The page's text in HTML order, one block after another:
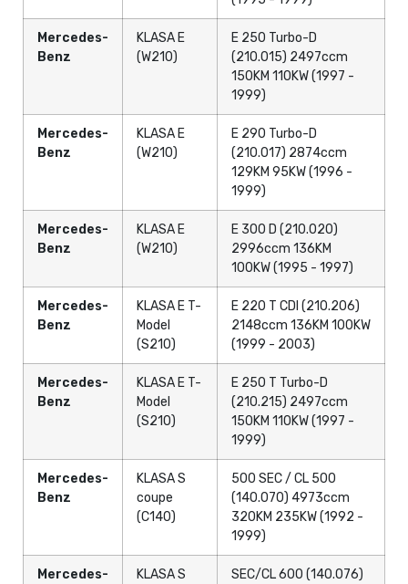
Mercedes-
Benz
KLASA E
(W210)
E 250 Turbo-D
(210.015) 2497ccm
150KM 110KW (1997 -
1999)
Mercedes-
Benz
KLASA E
(W210)
E 290 Turbo-D
(210.017) 2874ccm
129KM 95KW (1996 -
1999)
Mercedes-
Benz
KLASA E
(W210)
E 300 D (210.020)
2996ccm 136KM
100KW (1995 - 1997)
Mercedes-
Benz
KLASA E T-
Model
(S210)
E 220 T CDI (210.206)
2148ccm 136KM 100KW
(1999 - 2003)
Mercedes-
Benz
KLASA E T-
Model
(S210)
E 250 T Turbo-D
(210.215) 2497ccm
150KM 110KW (1997 -
1999)
Mercedes-
Benz
KLASA S
coupe
(C140)
500 SEC / CL 500
(140.070) 4973ccm
320KM 235KW (1992 -
1999)
Mercedes-
KLASA S
SEC/CL 600 (140.076)